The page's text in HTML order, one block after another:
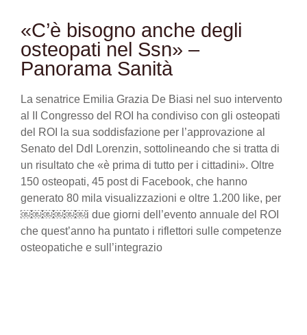
«C’è bisogno anche degli
osteopati nel Ssn» –
Panorama Sanità
La senatrice Emilia Grazia De Biasi nel suo intervento
al II Congresso del ROI ha condiviso con gli osteopati
del ROI la sua soddisfazione per l’approvazione al
Senato del Ddl Lorenzin, sottolineando che si tratta di
un risultato che «è prima di tutto per i cittadini». Oltre
150 osteopati, 45 post di Facebook, che hanno
generato 80 mila visualizzazioni e oltre 1.200 like, per
￼￼￼￼￼￼i due giorni dell’evento annuale del ROI
che quest’anno ha puntato i riflettori sulle competenze
osteopatiche e sull’integrazio